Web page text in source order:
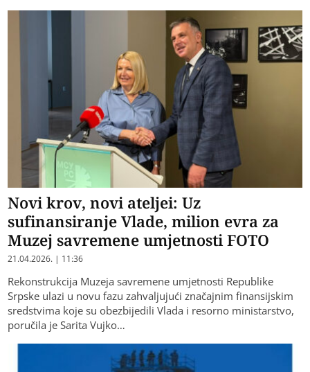
Novi krov, novi ateljei: Uz
sufinansiranje Vlade, milion evra za
Muzej savremene umjetnosti FOTO
21.04.2026. | 11:36
Rekonstrukcija Muzeja savremene umjetnosti Republike
Srpske ulazi u novu fazu zahvaljujući značajnim finansijskim
sredstvima koje su obezbijedili Vlada i resorno ministarstvo,
poručila je Sarita Vujko…